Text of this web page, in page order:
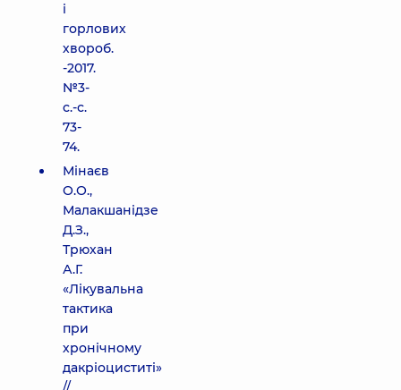
і
горлових
хвороб.
-2017.
№3-
с.-с.
73-
74.
Мінаєв
О.О.,
Малакшанідзе
Д.З.,
Трюхан
А.Г.
«Лікувальна
тактика
при
хронічному
дакріоциститі»